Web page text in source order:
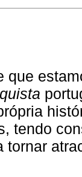
que
tendo
tornar